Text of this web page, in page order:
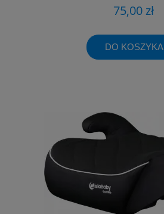
75,00 zł
DO KOSZYKA